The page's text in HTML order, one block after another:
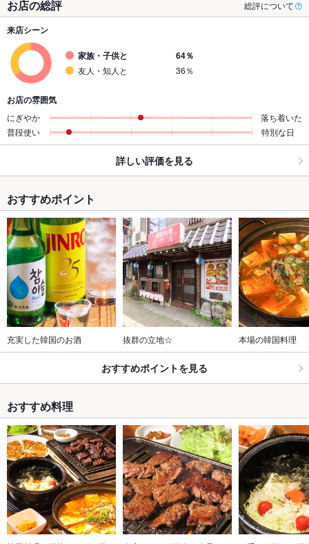
お店の総評 総評について
来店シーン
家族・子供と 64％
友人・知人と 36％
お店の雰囲気
にぎやか
落ち着いた
普段使い
特別な日
詳しい評価を見る
おすすめポイント
充実した韓国のお酒 抜群の立地☆ 本場の韓国料理
おすすめポイントを見る
おすすめ料理